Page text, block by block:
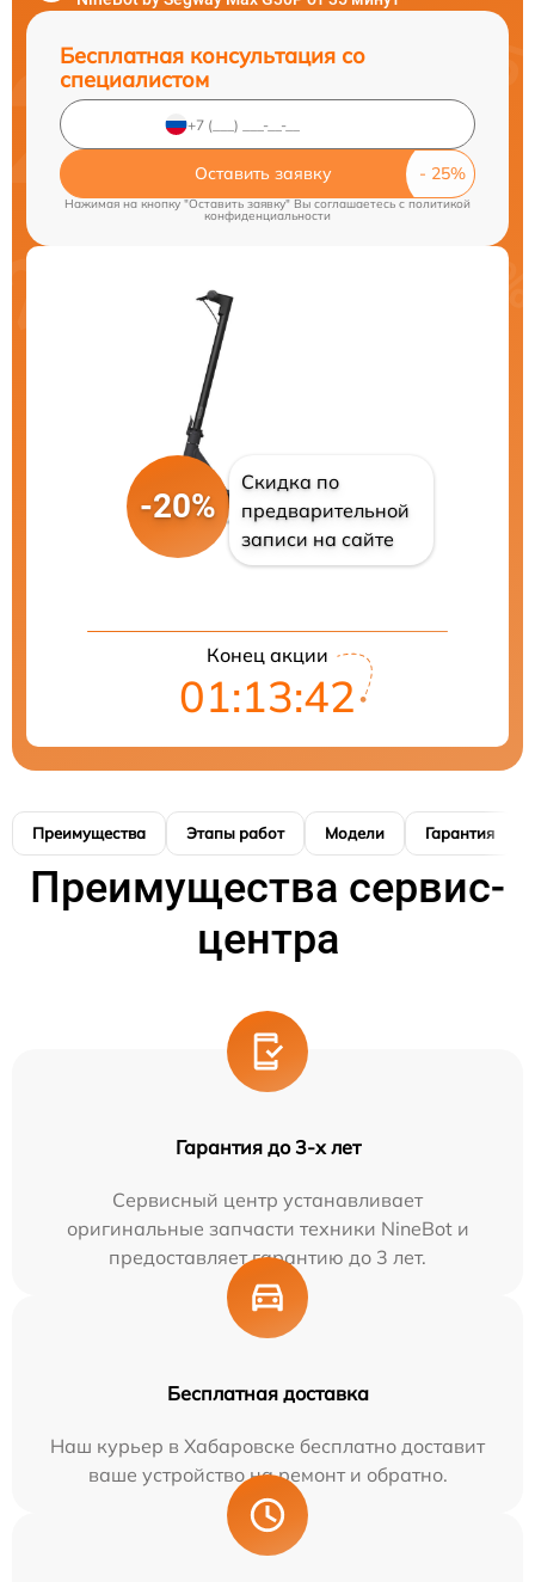
Бесплатная консультация со
специалистом
Оставить заявку
Нажимая на кнопку "Оставить заявку" Вы соглашаетесь c политикой
конфиденциальности
-20%
Скидка по
предварительной
записи на сайте
Конец акции
01:13:41
Преимущества Этапы работ Модели Гарантия
Преимущества сервис-
центра
Гарантия до 3-х лет
Сервисный центр устанавливает
оригинальные запчасти техники NineBot и
предоставляет гарантию до 3 лет.
Бесплатная доставка
Наш курьер в Хабаровске бесплатно доставит
ваше устройство на ремонт и обратно.